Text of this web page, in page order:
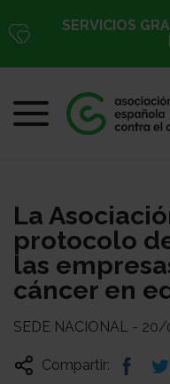
SERVICIOS
La
protocolo
las
cáncer en
SEDE NACIONAL -
Compartir: